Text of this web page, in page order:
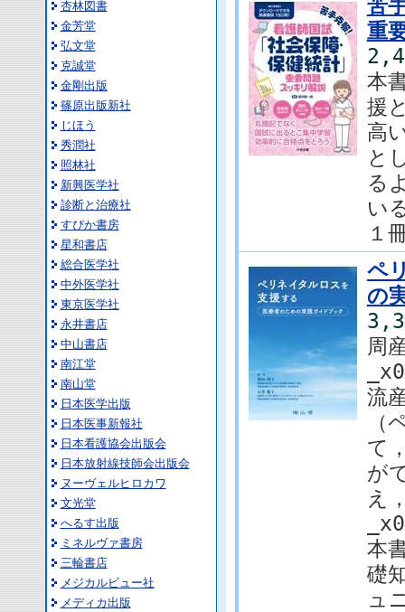
杏林図書
金芳堂
弘文堂
克誠堂
金剛出版
篠原出版新社
じほう
秀潤社
照林社
新興医学社
診断と治療社
すぴか書房
星和書店
総合医学社
中外医学社
東京医学社
永井書店
中山書店
南江堂
南山堂
日本医学出版
日本医事新報社
日本看護協会出版会
日本放射線技師会出版会
ヌーヴェルヒロカワ
文光堂
へるす出版
ミネルヴァ書房
三輪書店
メジカルビュー社
メディカ出版
苦
重
本
援
高
と
る
い
１
ペ
の
周
流
（
て
が
え
本
礎
ュ